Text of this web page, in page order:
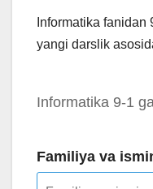
Informatika
yangi darslik
Informatika 9-1
Familiya va